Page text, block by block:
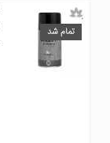
تمام شد